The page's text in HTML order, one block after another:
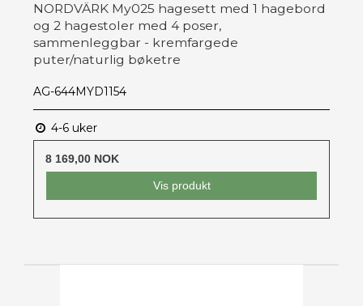
NORDVÄRK My025 hagesett med 1 hagebord
og 2 hagestoler med 4 poser,
sammenleggbar - kremfargede
puter/naturlig bøketre
AG-644MYD1154
4-6 uker
8 169,00 NOK
Vis produkt